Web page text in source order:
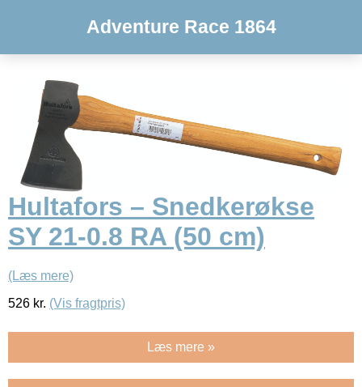
Adventure Race 1864
Hultafors – Snedkerøkse
SY 21-0.8 RA (50 cm)
(Læs mere)
526 kr. (Vis fragtpris)
Læs mere »